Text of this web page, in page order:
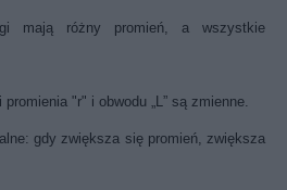
mają różny promień, a wszystkie
"r" i obwodu „L” są zmienne.
gdy zwiększa się promień, zwiększa